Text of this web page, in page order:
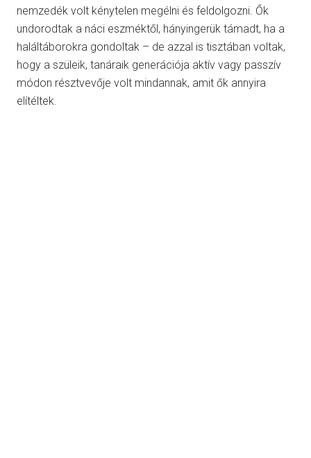
nemzedék volt kénytelen megélni és feldolgozni. Ők
undorodtak a náci eszméktől, hányingerük támadt, ha a
haláltáborokra gondoltak – de azzal is tisztában voltak,
hogy a szüleik, tanáraik generációja aktív vagy passzív
módon résztvevője volt mindannak, amit ők annyira
elítéltek.